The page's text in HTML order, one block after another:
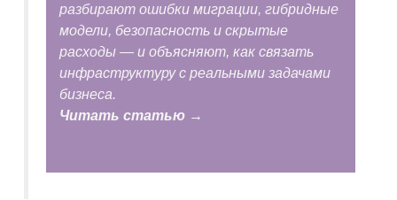
разбирают ошибки миграции, гибридные
модели, безопасность и скрытые
расходы — и объясняют, как связать
инфраструктуру с реальными задачами
бизнеса.
Читать статью →